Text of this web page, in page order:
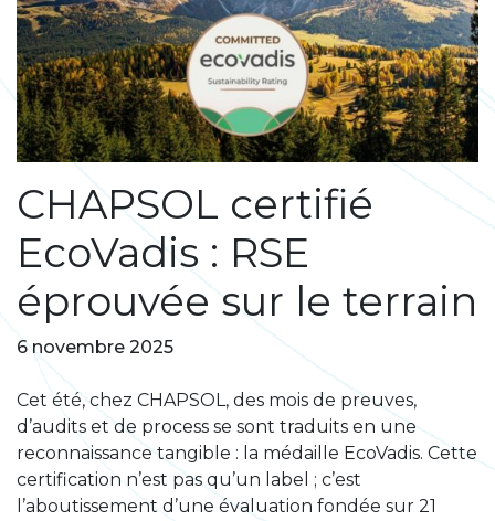
CHAPSOL certifié
EcoVadis : RSE
éprouvée sur le terrain
6 novembre 2025
Cet été, chez CHAPSOL, des mois de preuves,
d’audits et de process se sont traduits en une
reconnaissance tangible : la médaille EcoVadis. Cette
certification n’est pas qu’un label ; c’est
l’aboutissement d’une évaluation fondée sur 21